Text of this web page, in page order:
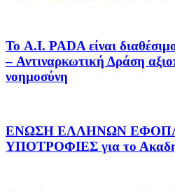
Το A.I. PADA είναι
– Αντιναρκωτική Δράση
νοημοσύνη
ΕΝΩΣΗ ΕΛΛΗΝΩΝ
ΥΠΟΤΡΟΦΙΕΣ για το